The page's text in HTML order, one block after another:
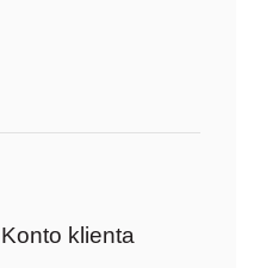
Konto klienta